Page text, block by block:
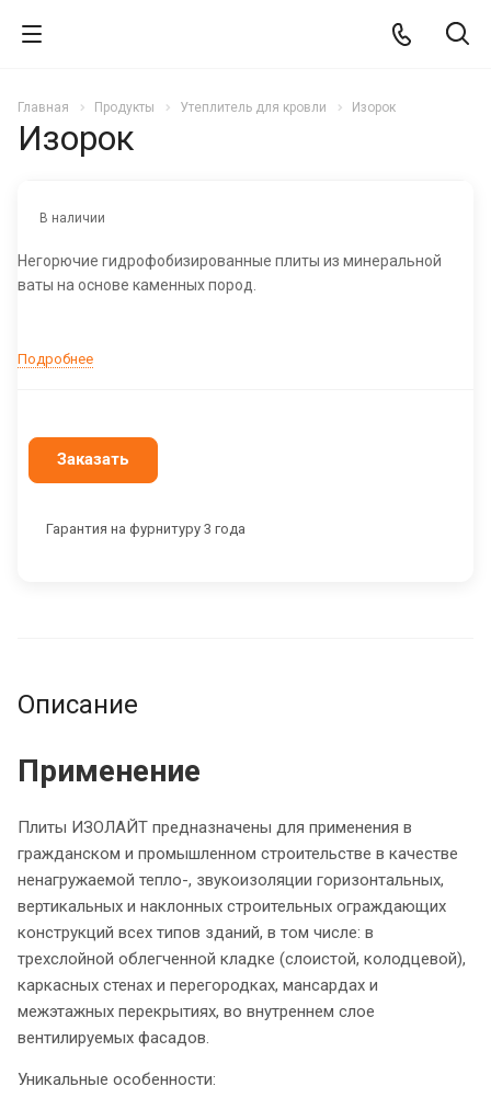
Главная Продукты Утеплитель для кровли Изорок
Изорок
В наличии
Негорючие гидрофобизированные плиты из минеральной
ваты на основе каменных пород.
Подробнее
Заказать
Гарантия на фурнитуру 3 года
Описание
Применение
Плиты ИЗОЛАЙТ предназначены для применения в
гражданском и промышленном строительстве в качестве
ненагружаемой тепло-, звукоизоляции горизонтальных,
вертикальных и наклонных строительных ограждающих
конструкций всех типов зданий, в том числе: в
трехслойной облегченной кладке (слоистой, колодцевой),
каркасных стенах и перегородках, мансардах и
межэтажных перекрытиях, во внутреннем слое
вентилируемых фасадов.
Уникальные особенности: